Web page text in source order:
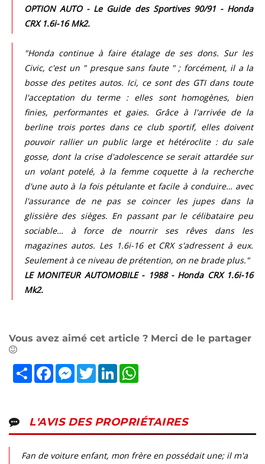
OPTION AUTO - Le Guide des Sportives 90/91 - Honda
CRX 1.6i-16 Mk2.
"Honda continue à faire étalage de ses dons. Sur les
Civic, c'est un " presque sans faute " ; forcément, il a la
bosse des petites autos. Ici, ce sont des GTI dans toute
l'acceptation du terme : elles sont homogènes, bien
finies, performantes et gaies. Grâce à l'arrivée de la
berline trois portes dans ce club sportif, elles doivent
pouvoir rallier un public large et hétéroclite : du sale
gosse, dont la crise d'adolescence se serait attardée sur
un volant potelé, à la femme coquette à la recherche
d'une auto à la fois pétulante et facile à conduire… avec
l'assurance de ne pas se coincer les jupes dans la
glissière des sièges. En passant par le célibataire peu
sociable… à force de nourrir ses rêves dans les
magazines autos. Les 1.6i-16 et CRX s'adressent à eux.
Seulement à ce niveau de prétention, on ne brade plus."
LE MONITEUR AUTOMOBILE - 1988 - Honda CRX 1.6i-16
Mk2.
Vous avez aimé cet article ? Merci de le partager
PartagerFacebookMessenger
TwitterLinkedIn
L'AVIS DES PROPRIÉTAIRES
Fan de voiture enfant, mon frère en possédait une; il m'a